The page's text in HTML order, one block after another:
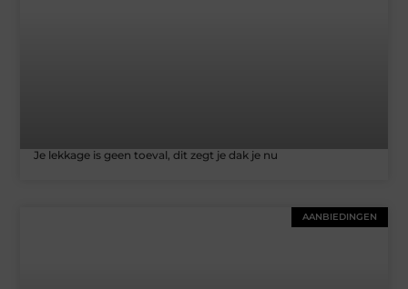
Je lekkage is geen toeval, dit zegt je dak je nu
AANBIEDINGEN